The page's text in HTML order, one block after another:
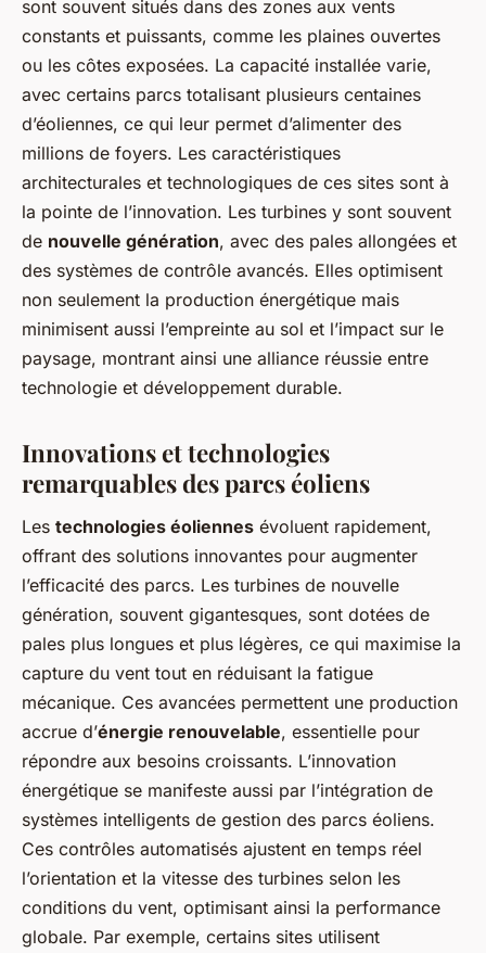
sont souvent situés dans des zones aux vents
constants et puissants, comme les plaines ouvertes
ou les côtes exposées. La capacité installée varie,
avec certains parcs totalisant plusieurs centaines
d’éoliennes, ce qui leur permet d’alimenter des
millions de foyers. Les caractéristiques
architecturales et technologiques de ces sites sont à
la pointe de l’innovation. Les turbines y sont souvent
de nouvelle génération, avec des pales allongées et
des systèmes de contrôle avancés. Elles optimisent
non seulement la production énergétique mais
minimisent aussi l’empreinte au sol et l’impact sur le
paysage, montrant ainsi une alliance réussie entre
technologie et développement durable.
Innovations et technologies
remarquables des parcs éoliens
Les technologies éoliennes évoluent rapidement,
offrant des solutions innovantes pour augmenter
l’efficacité des parcs. Les turbines de nouvelle
génération, souvent gigantesques, sont dotées de
pales plus longues et plus légères, ce qui maximise la
capture du vent tout en réduisant la fatigue
mécanique. Ces avancées permettent une production
accrue d’énergie renouvelable, essentielle pour
répondre aux besoins croissants. L’innovation
énergétique se manifeste aussi par l’intégration de
systèmes intelligents de gestion des parcs éoliens.
Ces contrôles automatisés ajustent en temps réel
l’orientation et la vitesse des turbines selon les
conditions du vent, optimisant ainsi la performance
globale. Par exemple, certains sites utilisent